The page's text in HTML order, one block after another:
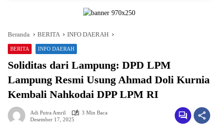
Beranda BERITA INFO DAERAH
BERITA INFO DAERAH
Soliditas dari Lampung: DPD LPM
Lampung Resmi Usung Ahmad Doli Kurnia
Kembali Nahkodai DPP LPM RI
Adi Putra Amril
3 Min Baca
Desember 17, 2025